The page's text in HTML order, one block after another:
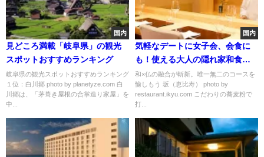
国内
見どころ満載「岐阜県」の観光
スポットおすすめランキング
岐阜県の観光スポットおすすめランキング
１位：白川郷 photo by planetyze.com 白
川郷は、「茅葺き屋根の合掌造り家屋」を
中...
国内
気軽なデートに女子会、会食に
も！使える大人の隠れ家和食店
５選
和×仏の融合が斬新。唯一無二のコースを
愉しもう 坂（恵比寿） photo by
restaurant.ikyu.com こだわりの蕎麦粉で
打...